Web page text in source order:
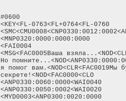
#0600
<KEY<FL-0763<FL+0764<FL-0760
<MNP0320:0000:0000:0000
<FAI0004
<MSG<FAC0005Ваша
Но
я помог вам.<NOD<CLR<FAC0019Мы
секрете!<NOD<FAC0000<CLO
<ANP0330:0060:0000<WAI0040
<ANP0330:0050:0002<WAI0020
<MYD0003<ANP0300:0020:0000